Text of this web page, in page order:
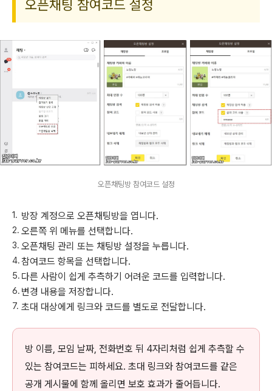
오픈채팅 참여코드 설정
오픈채팅방 참여코드 설정
방장 계정으로 오픈채팅방을 엽니다.
오른쪽 위 메뉴를 선택합니다.
오픈채팅 관리 또는 채팅방 설정을 누릅니다.
참여코드 항목을 선택합니다.
다른 사람이 쉽게 추측하기 어려운 코드를 입력합니다.
변경 내용을 저장합니다.
초대 대상에게 링크와 코드를 별도로 전달합니다.
방 이름, 모임 날짜, 전화번호 뒤 4자리처럼 쉽게 추측할 수
있는 참여코드는 피하세요. 초대 링크와 참여코드를 같은
공개 게시물에 함께 올리면 보호 효과가 줄어듭니다.